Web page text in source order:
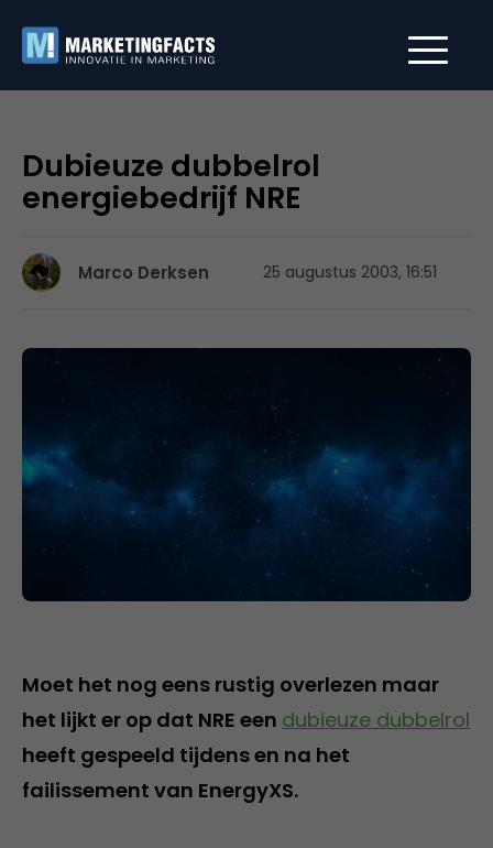
Dubieuze dubbelrol
energiebedrijf NRE
Marco Derksen 25 augustus 2003, 16:51
Moet het nog eens rustig overlezen maar
het lijkt er op dat NRE een dubieuze dubbelrol
heeft gespeeld tijdens en na het
failissement van EnergyXS.